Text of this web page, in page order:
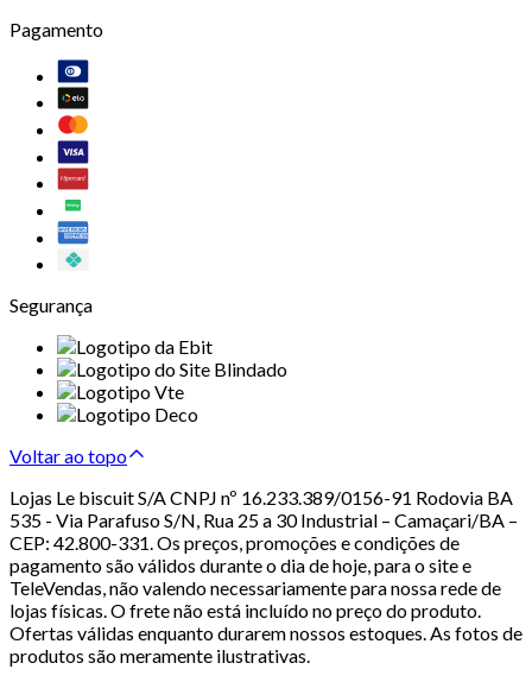
Pagamento
Segurança
Voltar ao topo
Lojas Le biscuit S/A CNPJ nº 16.233.389/0156-91 Rodovia BA
535 - Via Parafuso S/N, Rua 25 a 30 Industrial – Camaçari/BA –
CEP: 42.800-331. Os preços, promoções e condições de
pagamento são válidos durante o dia de hoje, para o site e
TeleVendas, não valendo necessariamente para nossa rede de
lojas físicas. O frete não está incluído no preço do produto.
Ofertas válidas enquanto durarem nossos estoques. As fotos de
produtos são meramente ilustrativas.